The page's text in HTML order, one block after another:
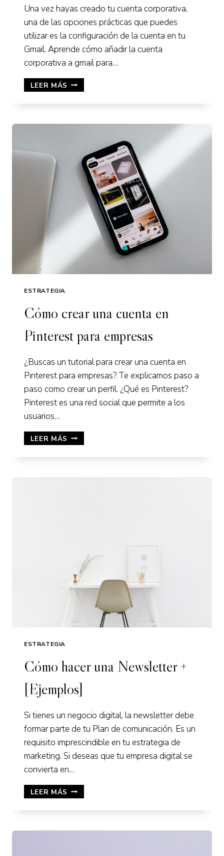
Una vez hayas creado tu cuenta corporativa,
una de las opciones prácticas que puedes
utilizar es la configuración de la cuenta en tu
Gmail. Aprende cómo añadir la cuenta
corporativa a gmail para…
LEER MÁS CÓMO
AÑADIR
CORPORATIVA
ESTRATEGIA
Cómo crear una cuenta en
Pinterest para empresas
¿Buscas un tutorial para crear una cuenta en
Pinterest para empresas? Te explicamos paso a
paso como crear un perfil. ¿Qué es Pinterest?
Pinterest es una red social que permite a los
usuarios…
LEER MÁS CÓMO
CREAR
ESTRATEGIA
Cómo hacer una Newsletter +
[Ejemplos]
Si tienes un negocio digital, la newsletter debe
formar parte de tu Plan de comunicación. Es un
requisito imprescindible en tu estrategia de
marketing. Si deseas que tu empresa digital se
convierta en…
LEER MÁS CÓMO
HACER
+